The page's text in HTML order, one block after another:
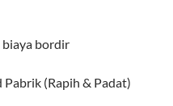
biaya bordir
(Rapih & Padat)